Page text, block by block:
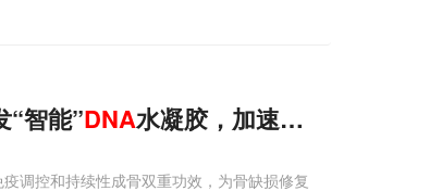
“智能”DNA水凝胶，加速骨骼再生
调控和持续性成骨双重功效，为骨缺损修复